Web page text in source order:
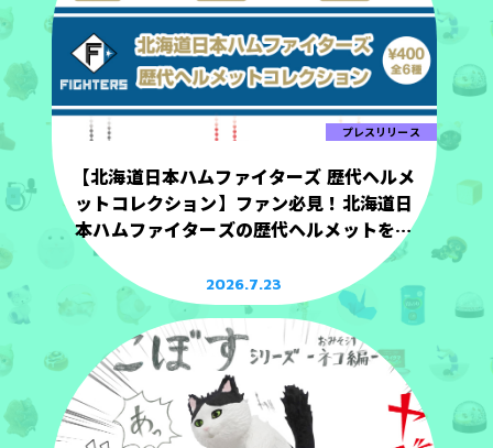
プレスリリース
【北海道日本ハムファイターズ 歴代ヘルメ
ットコレクション】ファン必見！北海道日
本ハムファイターズの歴代ヘルメットを手
2026.7.23